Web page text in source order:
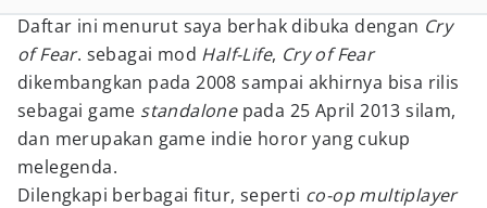
Daftar ini menurut saya berhak dibuka dengan Cry
of Fear. sebagai mod Half-Life, Cry of Fear
dikembangkan pada 2008 sampai akhirnya bisa rilis
sebagai game standalonepada 25 April 2013 silam,
dan merupakan game indie horor yang cukup
melegenda.
Dilengkapi berbagai fitur, seperti co-op multiplayer